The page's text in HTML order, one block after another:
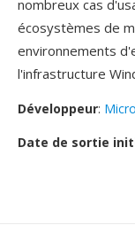
nombreux cas
écosystèmes de
environnements
l'infrastructure
Développeur:
Date de sortie